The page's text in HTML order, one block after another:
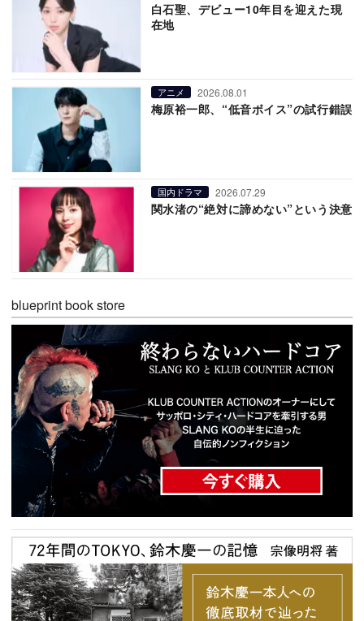
白石聖、デビュー10年目を迎えた現
在地
アニメ 2026.08.01
梅原裕一郎、“低音ボイス”の試行錯誤
国内ドラマ 2026.07.29
関水渚の“絶対に諦めない”という決意
blueprint book store